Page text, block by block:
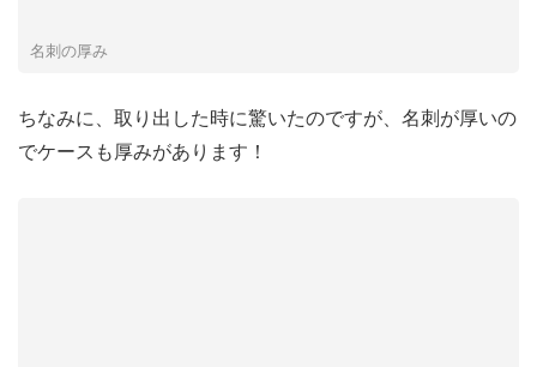
名刺の厚み
ちなみに、取り出した時に驚いたのですが、名刺が厚いの
でケースも厚みがあります！